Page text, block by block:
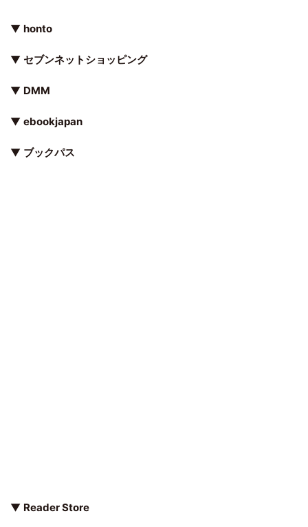
▼ honto
▼ セブンネットショッピング
▼ DMM
▼ ebookjapan
▼ ブックパス
▼ Reader Store